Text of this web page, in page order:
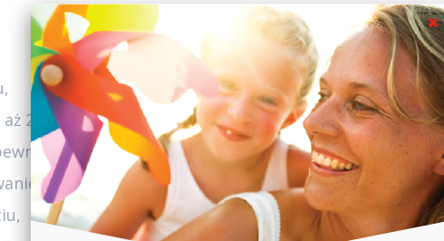
Największe zalety PaperMints spray:
200 aplikacji,
długotrwałe efekty,
wygodne do codziennego stosowania,